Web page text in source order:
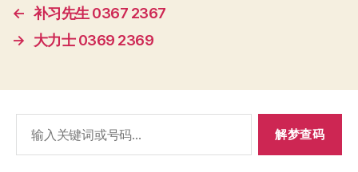
← 补习先生 0367 2367
→
大力士 0369 2369
索：